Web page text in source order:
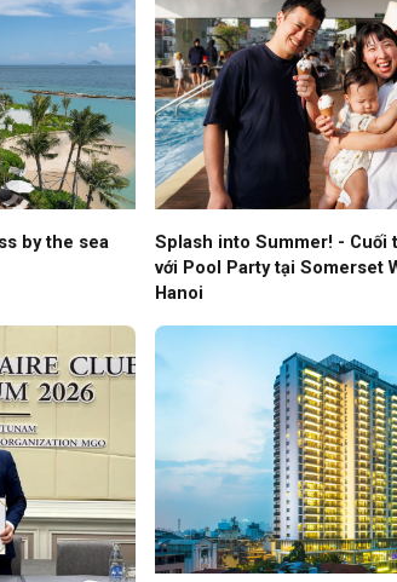
by the sea
Splash into Summer! - Cuối
với Pool Party tại Somerset
Hanoi